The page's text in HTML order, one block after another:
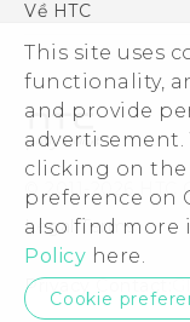
This site uses
functionality,
and provide
advertisement.
clicking on
preference on
also find
Policy here.
Cookie
Trung tâm hỗ trợ
Hỗ trợ bảo hành
Về HTC
ESG
Nhà đầu tư
Làm việc tại HTC
Chính sách bảo
Bảo mật sản
Thông Tin Đấu
Security and
© 2011-2026 HTC
Legal Terms
Privacy Contact: